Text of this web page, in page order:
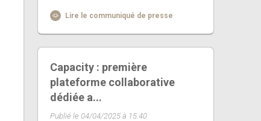
Lire le communiqué de presse
Capacity : première
plateforme collaborative
dédiée a...
Publié le 04/04/2025 à 15:40